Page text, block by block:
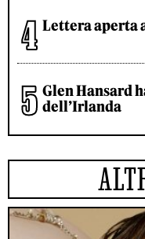
Lettera aperta
Glen Hansard
dell’Irlanda